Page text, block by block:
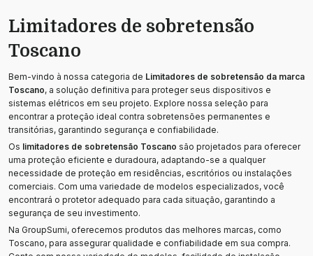
Limitadores de sobretensão
Toscano
Bem-vindo à nossa categoria de Limitadores de sobretensão da marca
Toscano, a solução definitiva para proteger seus dispositivos e
sistemas elétricos em seu projeto. Explore nossa seleção para
encontrar a proteção ideal contra sobretensões permanentes e
transitórias, garantindo segurança e confiabilidade.
Os limitadores de sobretensão Toscano são projetados para oferecer
uma proteção eficiente e duradoura, adaptando-se a qualquer
necessidade de proteção em residências, escritórios ou instalações
comerciais. Com uma variedade de modelos especializados, você
encontrará o protetor adequado para cada situação, garantindo a
segurança de seu investimento.
Na GroupSumi, oferecemos produtos das melhores marcas, como
Toscano, para assegurar qualidade e confiabilidade em sua compra.